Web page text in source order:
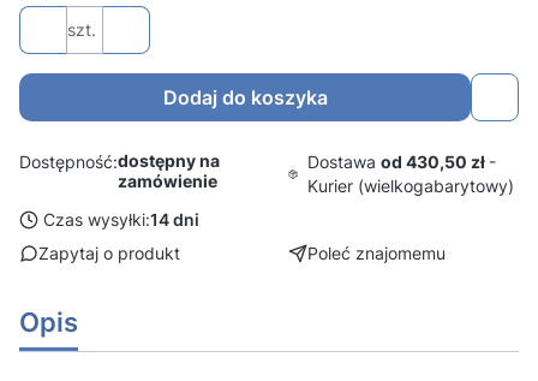
szt.
Dodaj do koszyka
Dostępność:dostępny na
zamówienie
Dostawaod 430,50 zł -
Kurier (wielkogabarytowy)
Czas wysyłki:14 dni
Zapytaj o produkt
Poleć znajomemu
Opis